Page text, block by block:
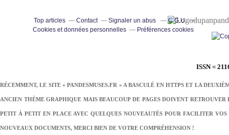
ISSN =
RÉCEMMENT, LE SITE « PANDESMUSES.FR » A BASCULÉ EN HTTPS ET LA
ANCIEN THÈME GRAPHIQUE MAIS BEAUCOUP DE PAGES DOIVENT
PETIT À PETIT EN PLACE AVEC QUELQUES NOUVEAUTÉS POUR FACILITER
NOUVEAUX DOCUMENTS, MERCI BIEN DE VOTRE COMPRÉHENSION !
Top articles Contact Signaler un abus
C.G.U.
Cookies et données personnelles
Préférences cookies